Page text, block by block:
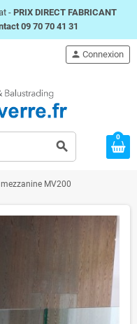
-PRIX DIRECT FABRICANT
09 70 70 41 31
search
person Connexion
0
MV200